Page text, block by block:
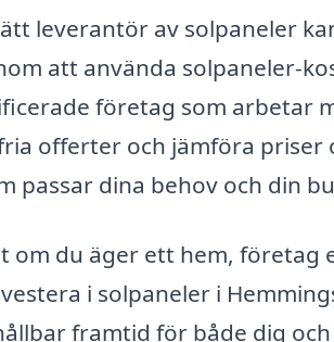
leverantör av solpaneler
att använda solpaneler-
företag som arbetar
offerter och jämföra
passar dina behov och din
om du äger ett hem,
i solpaneler i
framtid för både dig